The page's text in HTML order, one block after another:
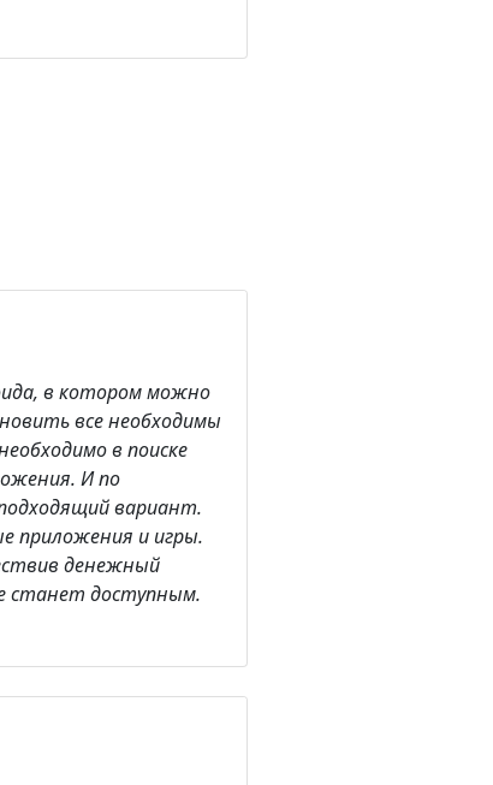
в котором можно
все необходимы
в поиске
И по
вариант.
приложения и игры.
денежный
станет доступным.